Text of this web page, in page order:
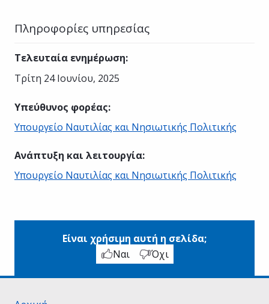
Πληροφορίες υπηρεσίας
Τελευταία ενημέρωση:
Τρίτη 24 Ιουνίου, 2025
Υπεύθυνος φορέας:
Υπουργείο Ναυτιλίας και Νησιωτικής Πολιτικής
Ανάπτυξη και λειτουργία:
Υπουργείο Ναυτιλίας και Νησιωτικής Πολιτικής
Είναι χρήσιμη αυτή η σελίδα;
Ναι
Όχι